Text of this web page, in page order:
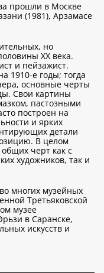
прошли в Москве
(1981), Арзамасе
но
XX века.
и пейзажист.
1910-е годы; тогда
основные черты
Свои картины
пастозными
построен на
и ярких
детали
В целом
черт как с
художников, так и
многих музейных
Третьяковской
музее
в Саранске,
искусств и